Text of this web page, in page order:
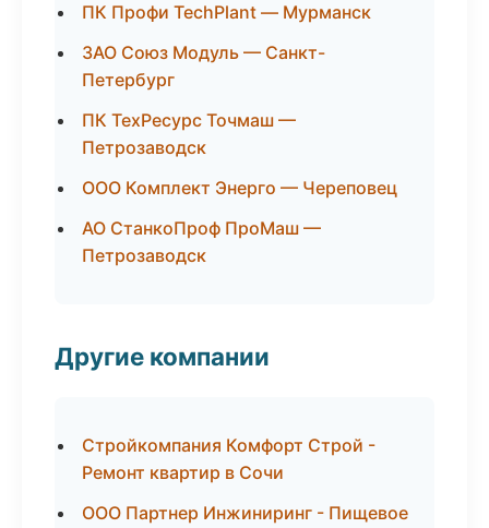
ПК Профи TechPlant — Мурманск
ЗАО Союз Модуль — Санкт-
Петербург
ПК ТехРесурс Точмаш —
Петрозаводск
ООО Комплект Энерго — Череповец
АО СтанкоПроф ПроМаш —
Петрозаводск
Другие компании
Стройкомпания Комфорт Строй -
Ремонт квартир в Сочи
ООО Партнер Инжиниринг - Пищевое